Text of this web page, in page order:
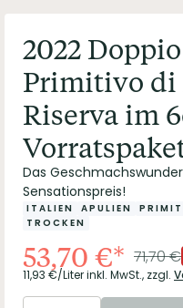
2022
Primitivo di
Riserva im
Das
Sensationspreis!
ITALIEN APULIEN
TROCKEN
53,70 €* 71,70€
11,93 €/Literinkl. MwSt., zzgl.